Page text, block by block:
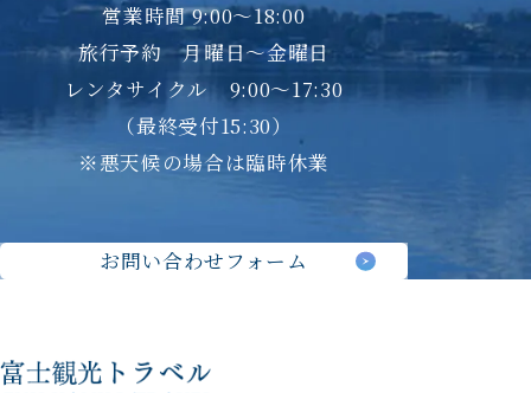
営業時間 9:00～18:00
旅行予約 月曜日〜金曜日
レンタサイクル 9:00～17:30
（最終受付15:30）
※悪天候の場合は臨時休業
お問い合わせフォーム